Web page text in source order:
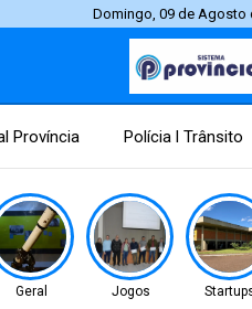
Domingo, 09 de Agosto
Província Polícia l Trânsito
Geral Jogos